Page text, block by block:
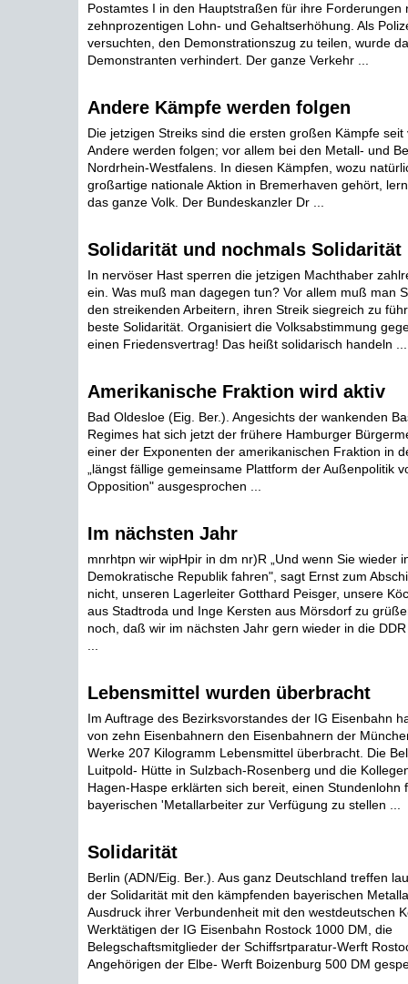
Postamtes I in den Hauptstraßen für ihre Forderungen
zehnprozentigen Lohn- und Gehaltserhöhung. Als
versuchten, den Demonstrationszug zu teilen, wurde
Demonstranten verhindert. Der ganze Verkehr ...
Andere Kämpfe werden folgen
Die jetzigen Streiks sind die ersten großen Kämpfe seit
Andere werden folgen; vor allem bei den Metall- und
Nordrhein-Westfalens. In diesen Kämpfen, wozu
großartige nationale Aktion in Bremerhaven gehört,
das ganze Volk. Der Bundeskanzler Dr ...
Solidarität und nochmals Solidarität
In nervöser Hast sperren die jetzigen Machthaber
ein. Was muß man dagegen tun? Vor allem muß man
den streikenden Arbeitern, ihren Streik siegreich zu
beste Solidarität. Organisiert die Volksabstimmung
einen Friedensvertrag! Das heißt solidarisch handeln ...
Amerikanische Fraktion wird aktiv
Bad Oldesloe (Eig. Ber.). Angesichts der wankenden
Regimes hat sich jetzt der frühere Hamburger
einer der Exponenten der amerikanischen Fraktion in
„längst fällige gemeinsame Plattform der Außenpolitik
Opposition" ausgesprochen ...
Im nächsten Jahr
mnrhtpn wir wipHpir in dm nr)R „Und wenn Sie wieder
Demokratische Republik fahren", sagt Ernst zum
nicht, unseren Lagerleiter Gotthard Peisger, unsere
aus Stadtroda und Inge Kersten aus Mörsdorf zu
noch, daß wir im nächsten Jahr gern wieder in die
Lebensmittel wurden überbracht
Im Auftrage des Bezirksvorstandes der IG Eisenbahn
von zehn Eisenbahnern den Eisenbahnern der
Werke 207 Kilogramm Lebensmittel überbracht. Die
Luitpold- Hütte in Sulzbach-Rosenberg und die
Hagen-Haspe erklärten sich bereit, einen Stundenlohn
bayerischen 'Metallarbeiter zur Verfügung zu stellen ...
Solidarität
Berlin (ADN/Eig. Ber.). Aus ganz Deutschland treffen
der Solidarität mit den kämpfenden bayerischen
Ausdruck ihrer Verbundenheit mit den westdeutschen
Werktätigen der IG Eisenbahn Rostock 1000 DM, die
Belegschaftsmitglieder der Schiffsrtparatur-Werft
Angehörigen der Elbe- Werft Boizenburg 500 DM